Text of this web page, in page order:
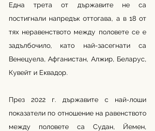
Една трета от държавите не са
постигнали напредък оттогава, а в 18 от
тях неравенството между половете се е
задълбочило, като най-засегнати са
Венецуела, Афганистан, Алжир, Беларус,
Кувейт и Еквадор.
През 2022 г. държавите с най-лоши
показатели по отношение на равенството
между половете са Судан, Йемен,